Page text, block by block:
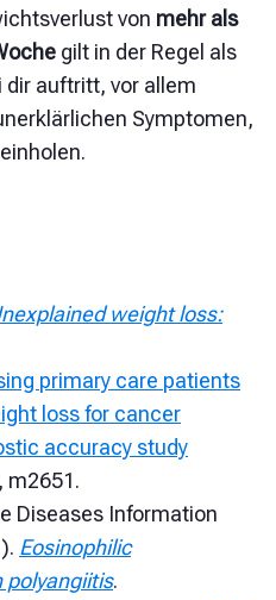
von mehr als
gilt in der Regel als
dir auftritt, vor allem
Symptomen,
weight loss:
primary care patients
loss for cancer
accuracy study
m2651.
Diseases Information
Eosinophilic
polyangiitis.